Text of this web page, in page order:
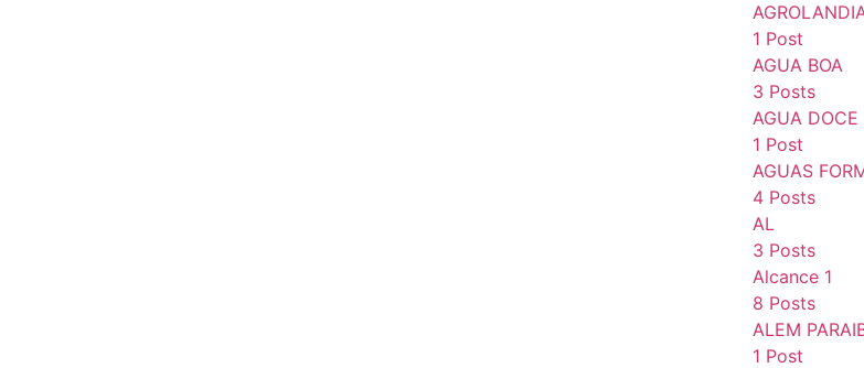
1 Post
AGUA BOA
3 Posts
AGUA DOCE
1 Post
AGUAS
4 Posts
AL
3 Posts
Alcance 1
8 Posts
ALEM
1 Post